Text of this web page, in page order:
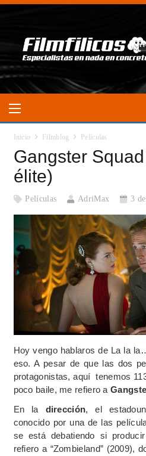
Inicio Filmblog Películas
Gangster
élite)
Películas AdriMax 3
Hoy vengo hablaros de La la
eso. A pesar de que las dos
protagonistas, aquí tenemos
poco baile, me refiero a
En la dirección, el
conocido por una de las
se está debatiendo si
refiero a “Zombieland” (2009),